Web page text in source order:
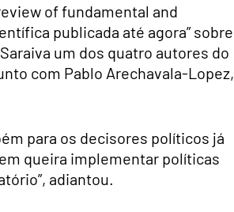
of fundamental and
publicada até agora” sobre
um dos quatro autores do
com Pablo Arechavala-Lopez,
para os decisores políticos já
queira implementar políticas
adiantou.